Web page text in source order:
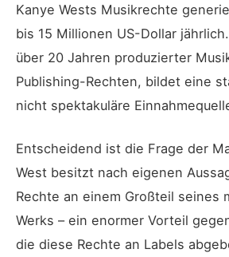
Kanye Wests Musikrechte
bis 15 Millionen US-Dollar
über 20 Jahren produzierter
Publishing-Rechten, bildet eine
nicht spektakuläre
Entscheidend ist die Frage der
West besitzt nach eigenen
Rechte an einem Großteil seines
Werks – ein enormer Vorteil
die diese Rechte an Labels